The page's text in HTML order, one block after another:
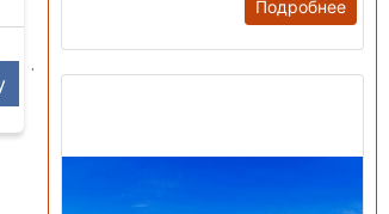
Подробнее